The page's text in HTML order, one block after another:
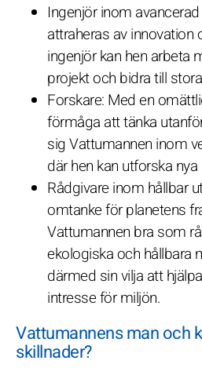
Ingenjör inom
attraheras av innovation
ingenjör kan hen arbeta
projekt och bidra till
Forskare: Med en
förmåga att tänka
sig Vattumannen inom
där hen kan utforska
Rådgivare inom hållbar
omtanke för planetens
Vattumannen bra som
ekologiska och hållbara
därmed sin vilja att
intresse för miljön.
Vattumannens man och
skillnader?